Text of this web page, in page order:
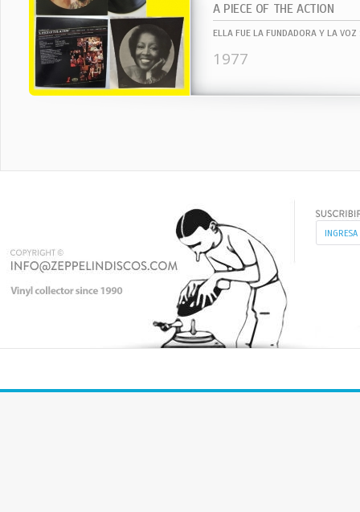
A PIECE OF THE ACTION
1977